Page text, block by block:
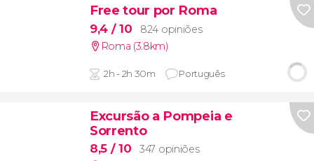
Free tour por Roma
9,4 / 10
824 opiniões
Roma (3.8km)
2h - 2h 30m Português
Excursão a Pompeia e
Sorrento
8,5 / 10
347 opiniões